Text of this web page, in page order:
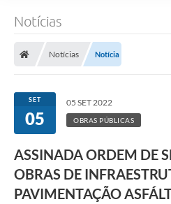
Notícias
Notícias Notícia
SET
05
05 SET 2022
OBRAS PÚBLICAS
ASSINADA ORDEM DE
OBRAS DE
PAVIMENTAÇÃO